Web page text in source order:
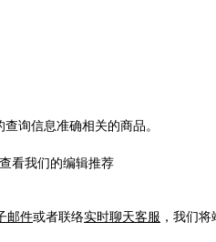
询信息准确相关的商品。
看我们的编辑推荐
邮件或者联络实时聊天客服 ，我们